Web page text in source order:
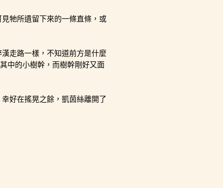
牠所遺留下來的一條直條，或
走路一樣，不知道前方是什麼
中的小樹幹，而樹幹剛好又面
好在搖晃之餘，凱茵絲離開了